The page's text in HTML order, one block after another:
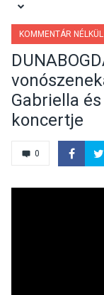
KOMMENTÁR NÉLKÜL
Gabriella
koncertje
0